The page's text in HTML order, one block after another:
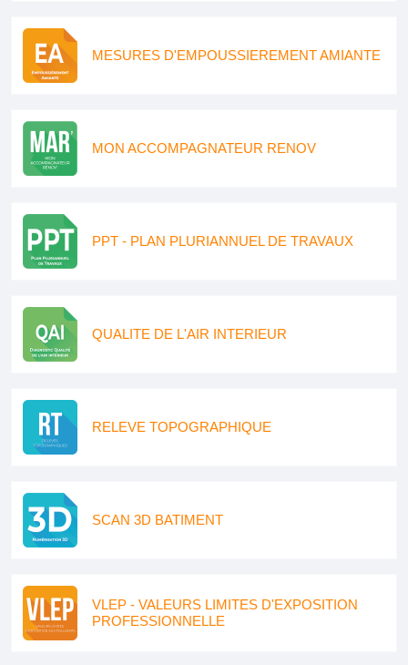
MESURES D'EMPOUSSIEREMENT AMIANTE
MON ACCOMPAGNATEUR RENOV
PPT - PLAN PLURIANNUEL DE TRAVAUX
QUALITE DE L'AIR INTERIEUR
RELEVE TOPOGRAPHIQUE
SCAN 3D BATIMENT
VLEP - VALEURS LIMITES D'EXPOSITION
PROFESSIONNELLE